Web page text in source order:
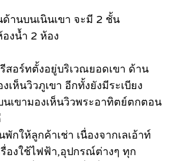
านบนเนินเขา จะมี 2 ชั้น
งน้ำ 2 ห้อง
สอร์ทตั้งอยู่บริเวณยอดเขา ด้าน
เห็นวิวภูเขา อีกทั้งยังมีระเบียง
เขามองเห็นวิวพระอาทิตย์ตกตอน
กให้ลูกค้าเช่า เนื่องจากเลเอ้าท์
รื่องใช้ไฟฟ้า,อุปกรณ์ต่างๆ ทุก